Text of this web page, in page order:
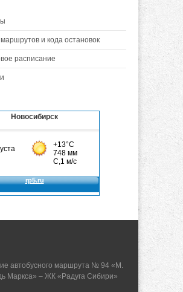
и кода остановок
расписание
Новосибирск
автобусного маршрута № 94 «М.
Маркса» – ЖК «Радуга Сибири»